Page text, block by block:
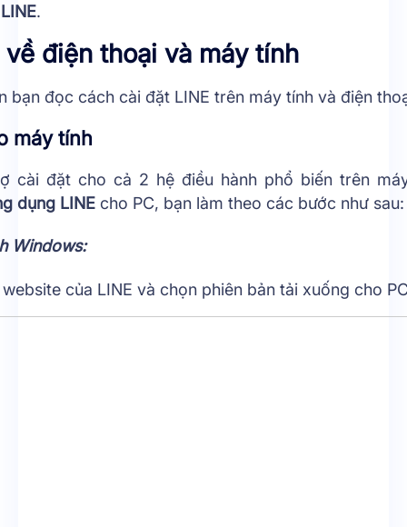
.
điện thoại và máy tính
bạn đọc cách cài đặt LINE trên máy tính và điện
máy tính
cài đặt cho cả 2 hệ điều hành phổ biến trên
dụng LINE cho PC, bạn làm theo các bước như
Windows:
của LINE và chọn phiên bản tải xuống cho